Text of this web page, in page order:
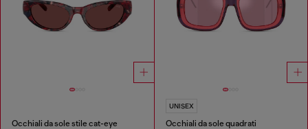
Occhiali da sole stile cat-eye
UNISEX
Occhiali da sole quadrati